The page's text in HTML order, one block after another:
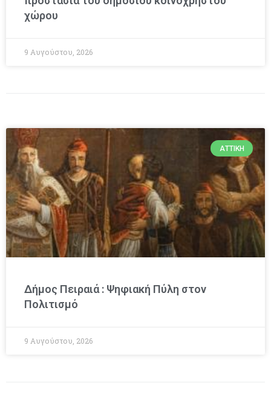
χώρου
9 Αυγούστου, 2026
ΑΤΤΙΚΉ
Δήμος Πειραιά : Ψηφιακή Πύλη στον
Πολιτισμό
9 Αυγούστου, 2026